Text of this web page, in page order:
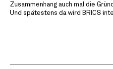
Zusammenhang auch mal die
Und spätestens da wird BRICS